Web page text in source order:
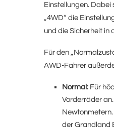
Einstellungen.
„4WD“ die
und die Sicherheit in
Für den
AWD-Fahrer
Normal: Für
Vorderräder
der Grandland